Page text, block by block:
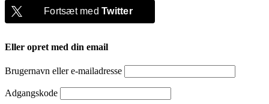
Fortsæt medTwitter
Eller opret med din email
Brugernavn eller e-mailadresse
Adgangskode